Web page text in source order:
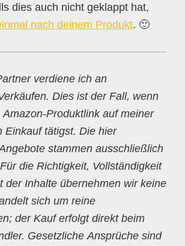
dies auch nicht geklappt hat,
nach deinem Produkt. 🙂
verdiene ich an
Dies ist der Fall, wenn
Produktlink auf meiner
Einkauf tätigst. Die hier
stammen ausschließlich
die Richtigkeit, Vollständigkeit
der Inhalte übernehmen wir keine
sich um reine
der Kauf erfolgt direkt beim
Gesetzliche Ansprüche sind